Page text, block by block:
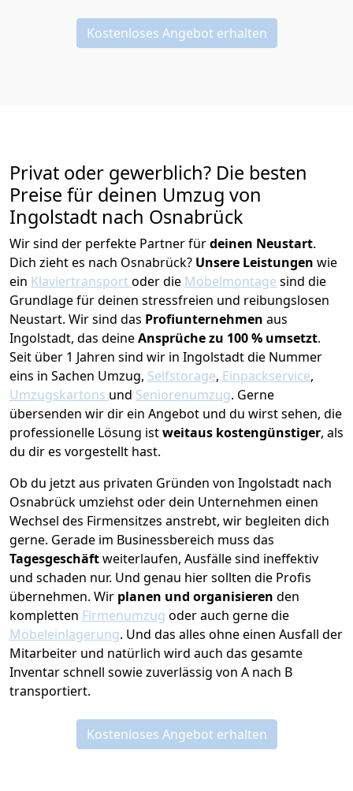
Kostenloses Angebot erhalten
Privat oder gewerblich? Die besten
Preise für deinen Umzug von
Ingolstadt nach Osnabrück
Wir sind der perfekte Partner fürdeinen Neustart.
Dich zieht es nach Osnabrück? Unsere Leistungen wie
ein Klaviertransportoder die Möbelmontage sind die
Grundlage für deinen stressfreien und reibungslosen
Neustart. Wir sind das Profiunternehmen aus
Ingolstadt, das deineAnsprüche zu 100 % umsetzt.
Seit über 1 Jahren sind wir in Ingolstadt die Nummer
eins in Sachen Umzug, Selfstorage, Einpackservice,
Umzugskartons und Seniorenumzug. Gerne
übersenden wir dir ein Angebot und du wirst sehen, die
professionelle Lösung istweitaus kostengünstiger, als
du dir es vorgestellt hast.
Ob du jetzt aus privaten Gründen von Ingolstadt nach
Osnabrück umziehst oder dein Unternehmen einen
Wechsel des Firmensitzes anstrebt, wir begleiten dich
gerne. Gerade im Businessbereich muss das
Tagesgeschäftweiterlaufen, Ausfälle sind ineffektiv
und schaden nur. Und genau hier sollten die Profis
übernehmen. Wir planen und organisieren den
kompletten Firmenumzug oder auch gerne die
Möbeleinlagerung. Und das alles ohne einen Ausfall der
Mitarbeiter und natürlich wird auch das gesamte
Inventar schnell sowie zuverlässig von A nach B
transportiert.
Kostenloses Angebot erhalten